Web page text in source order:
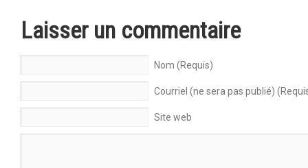
Laisser un commentaire
Nom (Requis)
Courriel (ne sera pas publié)
Site web